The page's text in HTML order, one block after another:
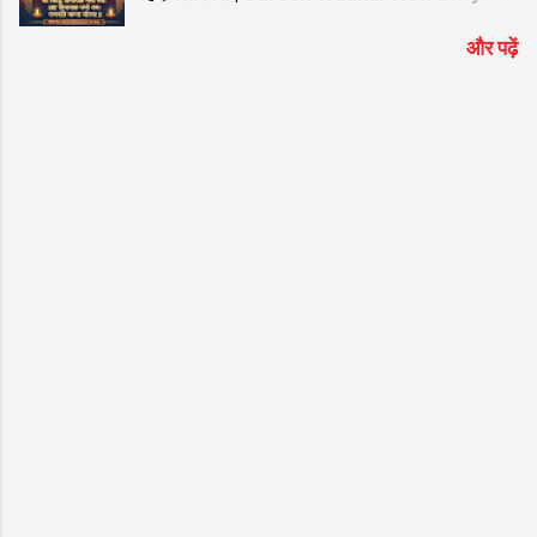
ManTRa Lyrics | ॐ गं गणपतये नमो नमः मंत्रऔर पढ़ें